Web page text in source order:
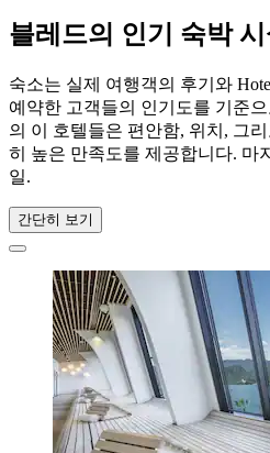
블레드의 인기 숙박 시
숙소는 실제 여행객의 후기와
예약한 고객들의 인기도를 기준
의 이 호텔들은 편안함, 위치, 그
히 높은 만족도를 제공합니다. 마
일.
간단히 보기